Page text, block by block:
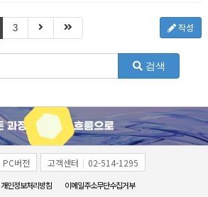
3 작성
검색
PC버전 고객센터 | 02-514-1295
개인정보처리방침 이메일주소무단수집거부